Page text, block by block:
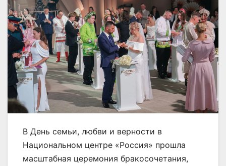
В День семьи, любви и верности в
Национальном центре «Россия» прошла
масштабная церемония бракосочетания,